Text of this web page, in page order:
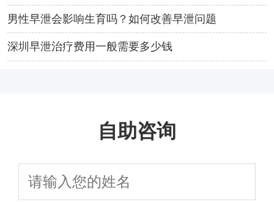
男性早泄会影响生育吗？如何改善早泄问题
深圳早泄治疗费用一般需要多少钱
自助咨询